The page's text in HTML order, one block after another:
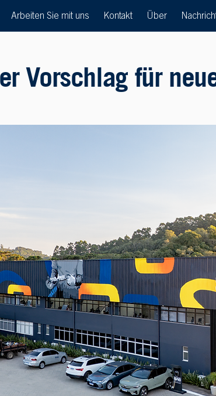
Arbeiten Sie mit uns Kontakt Über
Vorschlag für